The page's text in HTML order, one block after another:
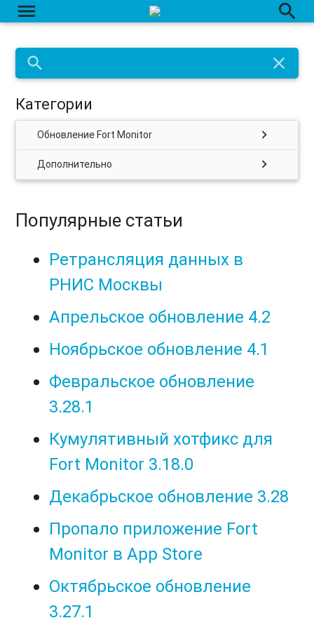
menu search
search close
Категории
Обновление Fort Monitor chevron_right
Дополнительно chevron_right
Популярные статьи
Ретрансляция данных в
РНИС Москвы
Апрельское обновление 4.2
Ноябрьское обновление 4.1
Февральское обновление
3.28.1
Кумулятивный хотфикс для
Fort Monitor 3.18.0
Декабрьское обновление 3.28
Пропало приложение Fort
Monitor в App Store
Октябрьское обновление
3.27.1